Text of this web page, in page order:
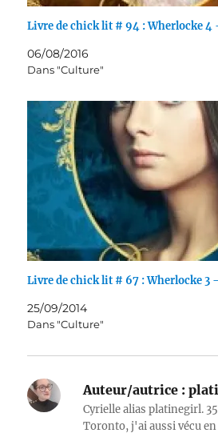
Livre de chick lit # 94 : Wherlocke 4
06/08/2016
Dans "Culture"
Livre de chick lit # 67 : Wherlocke 3
25/09/2014
Dans "Culture"
Auteur/autrice :
Cyrielle alias platinegirl.
Toronto, j'ai aussi vécu